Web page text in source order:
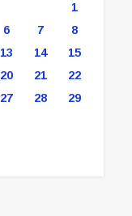
1
6 7
8
13 14
15
20 21
22
27 28
29